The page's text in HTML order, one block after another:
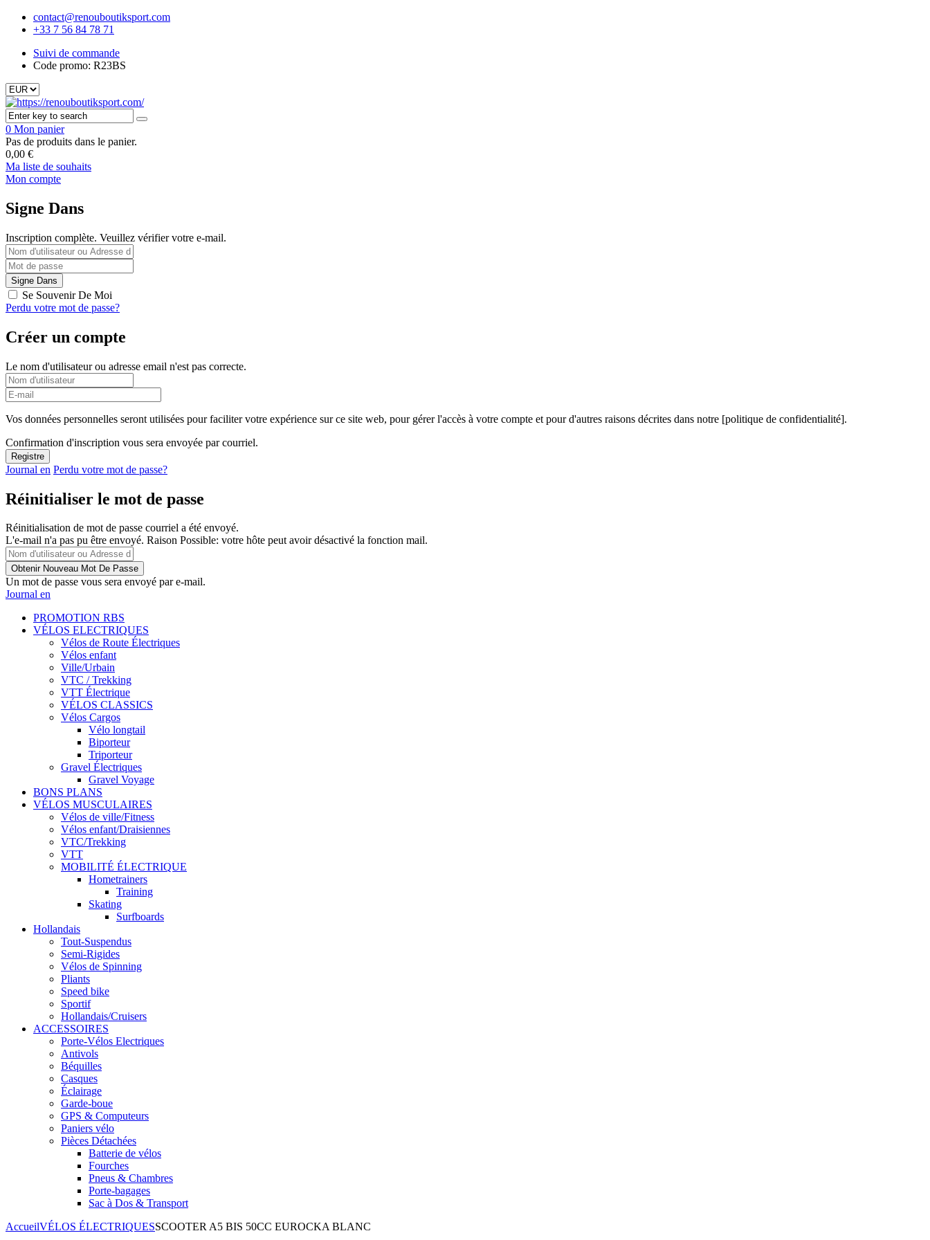
contact@renouboutiksport.com
+33 7 56 84 78 71
Suivi de commande
Code promo: R23BS
0 Mon panier
Pas de produits dans le panier.
0,00 €
Ma liste de souhaits
Mon compte
Signe Dans
Inscription complète. Veuillez vérifier votre e-mail.
Se Souvenir De Moi
Perdu votre mot de passe?
Créer un compte
Le nom d'utilisateur ou adresse email n'est pas correcte.
Vos données personnelles seront utilisées pour faciliter votre expérience sur ce site web, pour gérer l'accès à votre compte et pour d'autres raisons décrites dans notre [politique de confidentialité].
Confirmation d'inscription vous sera envoyée par courriel.
Journal en Perdu votre mot de passe?
Réinitialiser le mot de passe
Réinitialisation de mot de passe courriel a été envoyé.
L'e-mail n'a pas pu être envoyé. Raison Possible: votre hôte peut avoir désactivé la fonction mail.
Un mot de passe vous sera envoyé par e-mail.
Journal en
PROMOTION RBS
VÉLOS ELECTRIQUES
Vélos de Route Électriques
Vélos enfant
Ville/Urbain
VTC / Trekking
VTT Électrique
VÉLOS CLASSICS
Vélos Cargos
Vélo longtail
Biporteur
Triporteur
Gravel Électriques
Gravel Voyage
BONS PLANS
VÉLOS MUSCULAIRES
Vélos de ville/Fitness
Vélos enfant/Draisiennes
VTC/Trekking
VTT
MOBILITÉ ÉLECTRIQUE
Hometrainers
Training
Skating
Surfboards
Hollandais
Tout-Suspendus
Semi-Rigides
Vélos de Spinning
Pliants
Speed bike
Sportif
Hollandais/Cruisers
ACCESSOIRES
Porte-Vélos Electriques
Antivols
Béquilles
Casques
Éclairage
Garde-boue
GPS & Computeurs
Paniers vélo
Pièces Détachées
Batterie de vélos
Fourches
Pneus & Chambres
Porte-bagages
Sac à Dos & Transport
AccueilVÉLOS ÉLECTRIQUESSCOOTER A5 BIS 50CC EUROCKA BLANC